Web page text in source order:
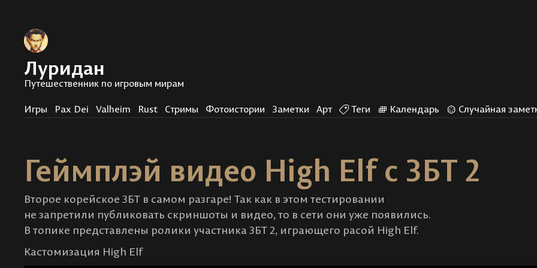
Луридан
Путешественник по игровым мирам
Игры Pax Dei Valheim Rust Стримы Фотоистории Заметки Арт Теги Календарь Случайная
Геймплэй видео High Elf с ЗБТ 2
Второе корейское ЗБТ в самом разгаре! Так как в этом тестировании
не запретили публиковать скриншоты и видео, то в сети они уже появились.
В топике представлены ролики участника ЗБТ 2, играющего расой High Elf.
Кастомизация High Elf